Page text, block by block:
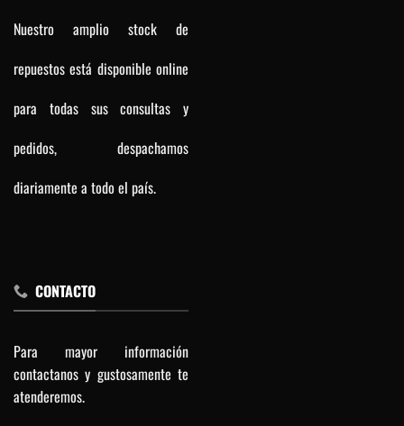
Nuestro amplio stock de
repuestos está disponible online
para todas sus consultas y
pedidos, despachamos
diariamente a todo el país.
CONTACTO
Para mayor información
contactanos y gustosamente te
atenderemos.